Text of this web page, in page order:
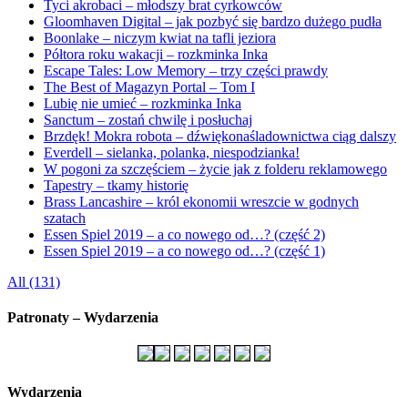
Tyci akrobaci – młodszy brat cyrkowców
Gloomhaven Digital – jak pozbyć się bardzo dużego pudła
Boonlake – niczym kwiat na tafli jeziora
Półtora roku wakacji – rozkminka Inka
Escape Tales: Low Memory – trzy części prawdy
The Best of Magazyn Portal – Tom I
Lubię nie umieć – rozkminka Inka
Sanctum – zostań chwilę i posłuchaj
Brzdęk! Mokra robota – dźwiękonaśladownictwa ciąg dalszy
Everdell – sielanka, polanka, niespodzianka!
W pogoni za szczęściem – życie jak z folderu reklamowego
Tapestry – tkamy historię
Brass Lancashire – król ekonomii wreszcie w godnych
szatach
Essen Spiel 2019 – a co nowego od…? (część 2)
Essen Spiel 2019 – a co nowego od…? (część 1)
All (131)
Patronaty – Wydarzenia
Wydarzenia